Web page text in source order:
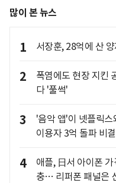
많이 본 뉴스
1 서장훈, 28억에 산
2
폭염에도 현장 지킨
다 '풀썩'
3
'음악 앱'이 넷플릭
이용자 3억 돌파 비
4
애플, 日서 아이폰
충… 리퍼폰 패널은